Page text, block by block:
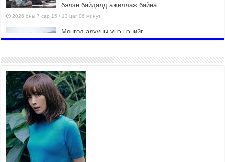
бэлэн байдалд ажиллаж байна
2026 оны 7 сар 15 / 13 цаг 06 минут
Монгол адууны үнэ цэнийг
дэлхийд сурталчлах “Дэлхийн
оролцож байна
Шагайн харвааны насанд
хүрэгчдийн багийн төрөлд 106
багийн 848 харваач өрсөлдөж,
шилдгүүд шалгарав
2026 оны 7 сар 15 / 11 цаг 45 минут
Үндэсний их баяр наадмын сур харвааны
шагналыг нийслэлийн Засаг дарга бөгөөд
Улаанбаатар хотын Захирагч Б.Пүрэвдагва